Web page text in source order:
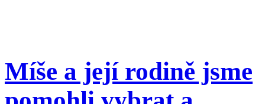
Míše a její rodině jsme